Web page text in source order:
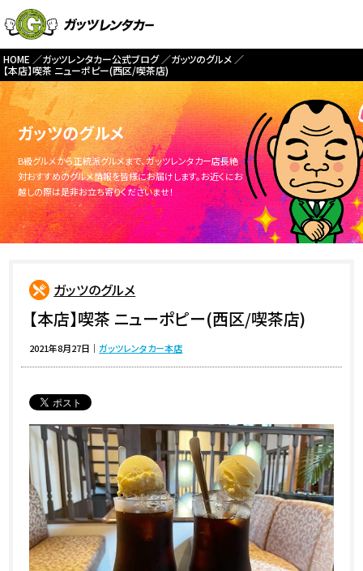
HOME ガッツレンタカー公式ブログ
ガッツのグルメ
【本店】喫茶 ニューポピー(西区/喫茶店)
ガッツのグルメ
B級グルメから正統派グルメまで、ガッツレンタカー店長絶
対おすすめのグルメ情報を皆様にお届けします。お近くにお
越しの際は是非お立ち寄りくださいませ！
ガッツのグルメ
【本店】喫茶 ニューポピー(西区/喫茶店)
2021年8月27日 ｜ガッツレンタカー本店